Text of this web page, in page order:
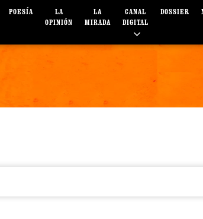
POESÍA
LA
OPINIÓN
LA
MIRADA
CANAL
DIGITAL
DOSSIER